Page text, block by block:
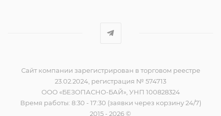
Сайт компании зарегистрирован в торговом реестре
23.02.2024, регистрация № 574713
ООО «БЕЗОПАСНО-БАЙ», УНП 100828324
Время работы: 8:30 - 17:30 (заявки через корзину 24/7)
2015 - 2026 ©